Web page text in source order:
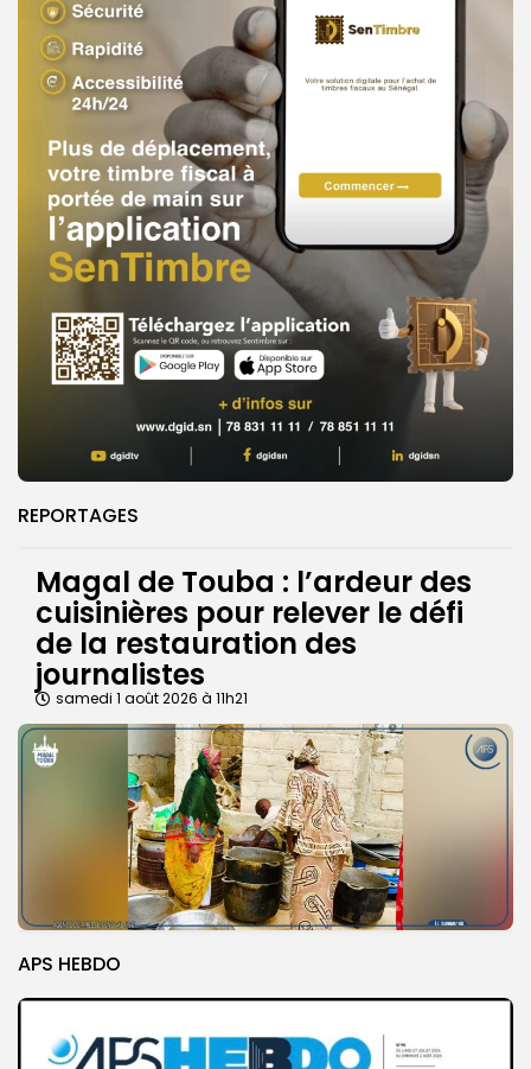
REPORTAGES
Magal de Touba : l’ardeur des
cuisinières pour relever le défi
de la restauration des
journalistes
samedi 1 août 2026 à 11h21
APS HEBDO